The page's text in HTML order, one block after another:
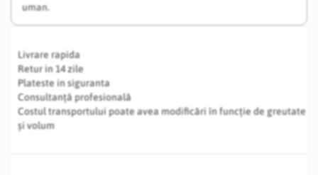
uman.
Livrare rapida
Retur in 14 zile
Plateste in siguranta
Consultanță profesională
Costul transportului poate avea modificări în funcție de greutate
și volum